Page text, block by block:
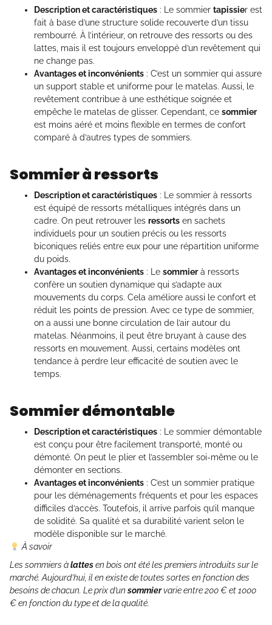
Description et caractéristiques : Le sommier tapissier est
fait à base d’une structure solide recouverte d’un tissu
rembourré. À l’intérieur, on retrouve des ressorts ou des
lattes, mais il est toujours enveloppé d’un revêtement qui
ne change pas.
Avantages et inconvénients : C’est un sommier qui assure
un support stable et uniforme pour le matelas. Aussi, le
revêtement contribue à une esthétique soignée et
empêche le matelas de glisser. Cependant, ce sommier
est moins aéré et moins flexible en termes de confort
comparé à d’autres types de sommiers.
Sommier à ressorts
Description et caractéristiques : Le sommier à ressorts
est équipé de ressorts métalliques intégrés dans un
cadre. On peut retrouver les ressorts en sachets
individuels pour un soutien précis ou les ressorts
biconiques reliés entre eux pour une répartition uniforme
du poids.
Avantages et inconvénients : Le sommierà ressorts
confère un soutien dynamique qui s’adapte aux
mouvements du corps. Cela améliore aussi le confort et
réduit les points de pression. Avec ce type de sommier,
on a aussi une bonne circulation de l’air autour du
matelas. Néanmoins, il peut être bruyant à cause des
ressorts en mouvement. Aussi, certains modèles ont
tendance à perdre leur efficacité de soutien avec le
temps.
Sommier démontable
Description et caractéristiques : Le sommier démontable
est conçu pour être facilement transporté, monté ou
démonté. On peut le plier et l’assembler soi-même ou le
démonter en sections.
Avantages et inconvénients : C’est un sommier pratique
pour les déménagements fréquents et pour les espaces
difficiles d’accès. Toutefois, il arrive parfois qu’il manque
de solidité. Sa qualité et sa durabilité varient selon le
modèle disponible sur le marché.
À savoir
Les sommiers àlattesen bois ont été les premiers introduits sur le
marché. Aujourd’hui, il en existe de toutes sortes en fonction des
besoins de chacun. Le prix d’unsommiervarie entre 200 € et 1000
€ en fonction du type et de la qualité.